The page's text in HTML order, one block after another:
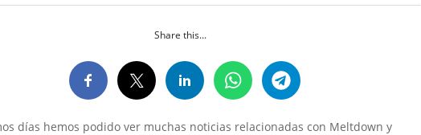
Share this...
días hemos podido ver muchas noticias relacionadas con Meltdown y